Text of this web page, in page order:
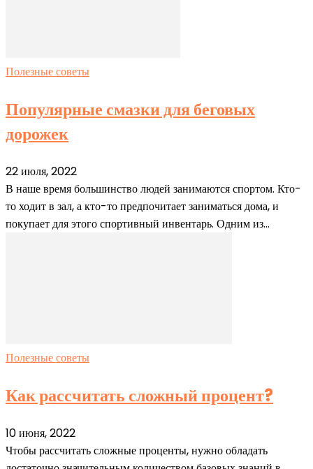
Полезные советы
Популярные смазки для беговых
дорожек
22 июля, 2022
В наше время большинство людей занимаются спортом. Кто-
то ходит в зал, а кто-то предпочитает заниматься дома, и
покупает для этого спортивный инвентарь. Одним из...
Полезные советы
Как рассчитать сложный процент?
10 июня, 2022
Чтобы рассчитать сложные проценты, нужно обладать